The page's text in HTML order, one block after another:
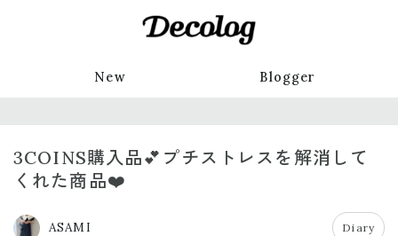
New Blogger
3COINS購入品💕プチストレスを解消して
くれた商品❤️
ASAMI Diary